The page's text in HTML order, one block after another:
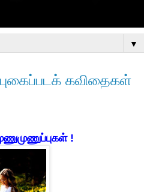
▼
கவிதைகள்
!